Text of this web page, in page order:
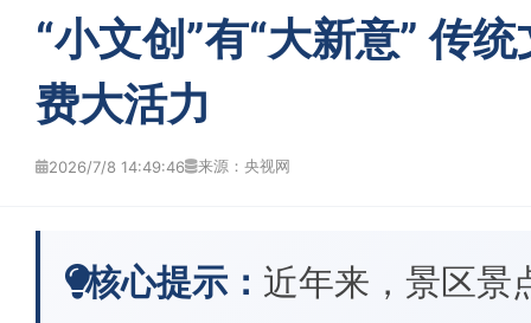
“小文创”有“大新意” 传
费大活力
2026/7/8 14:49:46 来源：央视网
核心提示： 近年来，景区景